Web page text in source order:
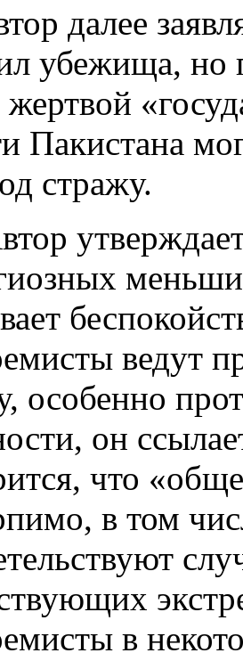
далее
убежища, но
жертвой
Пакистана
стражу.
ведут
особенно
он
что
в том
в